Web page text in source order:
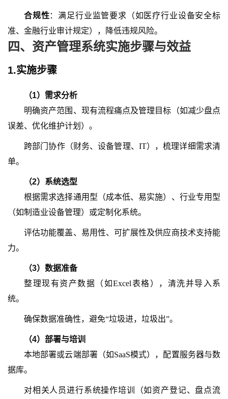
合规性：满足行业监管要求（如医疗行业设备安全标
准、金融行业审计规定），降低违规风险。
四、资产管理系统实施步骤与效益
1.实施步骤
（1） 需求分析
明确资产范围、现有流程痛点及管理目标（如减少盘点
误差、优化维护计划）。
跨部门协作（财务、设备管理、 IT），梳理详细需求清
单。
（2） 系统选型
根据需求选择通用型（成本低、易实施）、行业专用型
（如制造业设备管理）或定制化系统。
评估功能覆盖、易用性、可扩展性及供应商技术支持能
力。
（3） 数据准备
整理现有资产数据（如Excel表格），清洗并导入系
统。
确保数据准确性，避免“垃圾进，垃圾出”。
（4） 部署与培训
本地部署或云端部署（如SaaS模式），配置服务器与数
据库。
对相关人员进行系统操作培训（如资产登记、盘点流